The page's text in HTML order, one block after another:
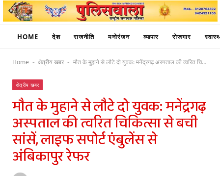
HOME देश राजनीति मनोरंजन व्यापार रोजगार
Home - क्षेत्रीय खबर - मौत के मुहाने से लौटे दो युवक: मनेंद्रगढ़ अस्पताल की त्वरित चिकित्सा से बची सांसें, लाइफ सपोर्ट एंबुलेंस से अंबिकापुर रेफर
क्षेत्रीय खबर
मौत के मुहाने से लौटे दो युवक: मनेंद्रगढ़
अस्पताल की त्वरित चिकित्सा से बची
सांसें, लाइफ सपोर्ट एंबुलेंस से
अंबिकापुर रेफर